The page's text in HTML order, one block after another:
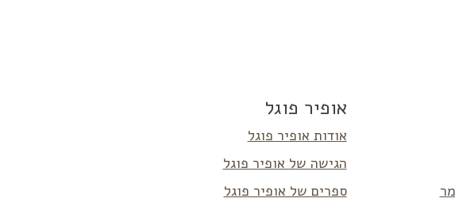
אופיר פוגל
אודות אופיר פוגל
הגישה של אופיר פוגל
ספרים של אופיר פוגל